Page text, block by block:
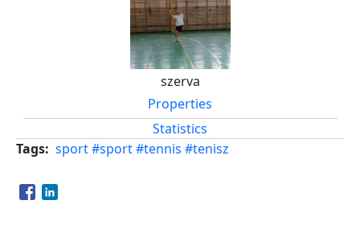
szerva
Properties
Statistics
Tags sport#sport#tennis #tenisz
Opens in a new window
Opens in a new window